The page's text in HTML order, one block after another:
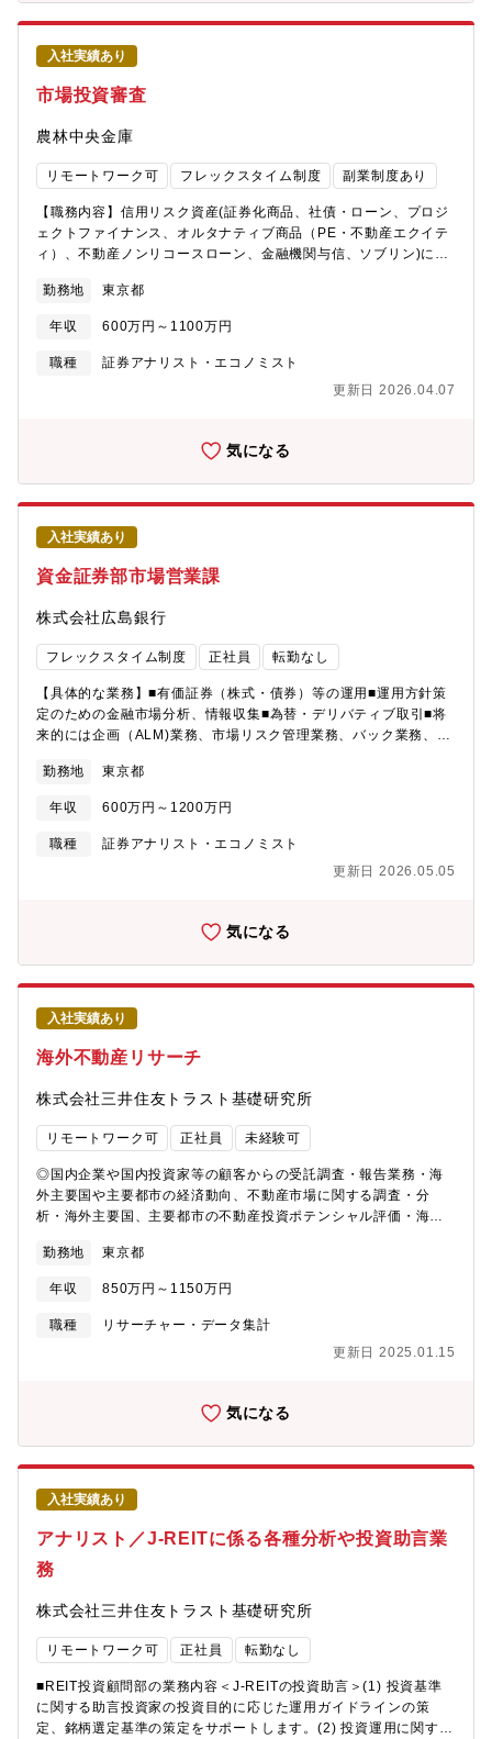
勤続年数13.8年（男性17.2年/女性12.3年）■やりがいのある環境
社内プロジェクトも多数動いており、若手が主担当を担うことも
多く、裁量を持ち取り組むことのできる環境です。
背景・期待すること】弊庫は国際分散投資のコンセプトのもと、
市場環境に応じながらグローバルな観点で最適なポートフォリオ
構築に努めています。投資を結実させるための努力を惜しまない
方、市場の動きに敏感で新たな分野への挑戦意欲のある方を求め
ています。【特徴】株式は主にファンド運用となり、債券は直接
投資となります。債券は地域ごとにチームが編成されておりま
す。【魅力】■国内最大規模の機関投資家として、広く深く投資機
会に触れられる点が特徴です。若手のうちから責任感を持って仕
事に取り組んでいただける環境となっています。■年収はメガバン
クを上回る業界トップクラスの水準であり、家賃補助等諸手当や
残業代は別途支給されます。
入社実績あり
市場投資審査
農林中央金庫
リモートワーク可 フレックスタイム制度 副業制度あり
【職務内容】信用リスク資産(証券化商品、社債・ローン、プロジ
ェクトファイナンス、オルタナティブ商品（PE・不動産エクイテ
ィ）、不動産ノンリコースローン、金融機関与信、ソブリン)に対
だきます。【具体的な業務内容】審査役候補として、金庫の投融
資案件がもつ信用リスクを専門的知見から客観的多面的に分析・
検証し、そのリスク軽減・緩和策とともに評価、個々の投融資案
件の妥当性や償還蓋然性について意見を付す業務を行う。（審査
審査役との協働を想定しております）個々の与信審査や金庫内外
資審査席全体において共有しつつ、フロント担当者との意見交換
や月次レビューの作成・会議体への付議を通じて、懸念すべき点
の共有や信用リスクポートフォリオの健全性向上に貢献すること
も期待されます。■担当するアセットクラスについて担当するアセ
ットクラスは、本人が有する専門性や業務経験に加え、業務繁閑
等チーム全体の状況等を勘案して総合的に判断しますが、原則複
数のアセットクラスを担当することとなっているため、一つのア
セットクラスのみを担当し続けることは原則ありません。※担当
アセットクラスの変更の可能性もございます。※足元注力してい
るアセットクラスは証券化商品、プロジェクトファイナンスで
す。【魅力】■個々の投資案件に関して、与信審査という責任のあ
る立場から自分自身の見解を述べることができます。■チームプレ
イが求められる職場ですが、仮説・検証を自ら繰り返すことで、
自身の商品知識・専門性を磨くことができる職場です■様々なアセ
ットクラス・投資商品の審査を扱っている部署であり、農林中央
ポートする、意義のある業務に取り組むことができます■複数のア
庫が投資するアセットクラスにかかる多様な知識を得ることがで
きる点も大きなメリットです。■プロジェクトファイナンスは案件
が多いことから、多面的な審査能力の発揮が必要、再生可能エネ
潮流を実感する仕事に従事できます。■年収はメガバンクを上回る
業界トップクラスの水準であり、家賃補助等諸手当や残業代は別
途支給されます。
勤務地 東京都
年収 600万円～1100万円
職種
証券アナリスト・エコノミスト
更新日 2026.04.07
気になる
入社実績あり
資金証券部市場営業課
株式会社広島銀行
フレックスタイム制度 正社員 転勤なし
【具体的な業務】■有価証券（株式・債券）等の運用■運用方針策
定のための金融市場分析、情報収集■為替・デリバティブ取引■将
来的には企画（ALM)業務、市場リスク管理業務、バック業務、投
外国為替・デリバティブ取引業務（10名程度）【募集背景】有価
証券運用の高度化や多様化へ対応するため
勤務地 東京都
年収 600万円～1200万円
職種
証券アナリスト・エコノミスト
更新日 2026.05.05
気になる
入社実績あり
海外不動産リサーチ
株式会社三井住友トラスト基礎研究所
リモートワーク可 正社員 未経験可
◎国内企業や国内投資家等の顧客からの受託調査・報告業務・海
外主要国や主要都市の経済動向、不動産市場に関する調査・分
析・海外主要国、主要都市の不動産投資ポテンシャル評価・海外
産投資家動向の調査分析・その他、顧客要望に応じた調査業務◎
市場の現状判断、将来予測業務・不動産賃貸市場、不動産取引市
場に関する現状判断と将来予測・不動産市場に関するリスク管理
のための定量分析◎日常的な海外市場に関する情報収集・経済・
価・各種情報ソースからの定性情報収集、分析、評価◎その他の
報提供・国内外の不動産市場比較評価・その他関連業務■当社につ
いて：三井住友トラスト基礎研究所は、「都市と不動産」に関す
る調査研究・提言とコンサルティング業務を行う専門シンクタン
クとして 1988年に誕生しました。その後、都市が抱える諸問題に
対して調査研究、提言を行うとともに、不動産に関して社会やマ
ーケットが求める理論的・実践的な研究に取り組んでまいりまし
た。そして、近年特に、このような調査研究成果の蓄積を基盤と
して、不動産市場・不動産金融分野に特化した独自のコンサルテ
ィングも展開しております。
勤務地 東京都
年収 850万円～1150万円
職種
リサーチャー・データ集計
更新日 2025.01.15
気になる
入社実績あり
アナリスト／J-REITに係る各種分析や投資助言業
務
株式会社三井住友トラスト基礎研究所
リモートワーク可 正社員 転勤なし
■REIT投資顧問部の業務内容＜J-REITの投資助言＞(1) 投資基準
に関する助言投資家の投資目的に応じた運用ガイドラインの策
定、銘柄選定基準の策定をサポートします。(2) 投資運用に関する